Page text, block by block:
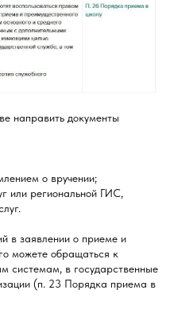
направить документы
о вручении;
или региональной ГИС,
в заявлении о приеме и
можете обращаться к
системам, в государственные
(п. 23 Порядка приема в